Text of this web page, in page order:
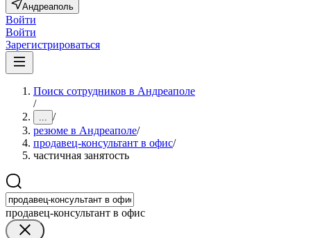
Андреаполь
Войти
Войти
Зарегистрироваться
Поиск сотрудников в Андреаполе
/
... /
резюме в Андреаполе/
продавец-консультант в офис/
частичная занятость
продавец-консультант в офис